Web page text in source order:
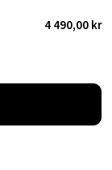
4 490,00 kr